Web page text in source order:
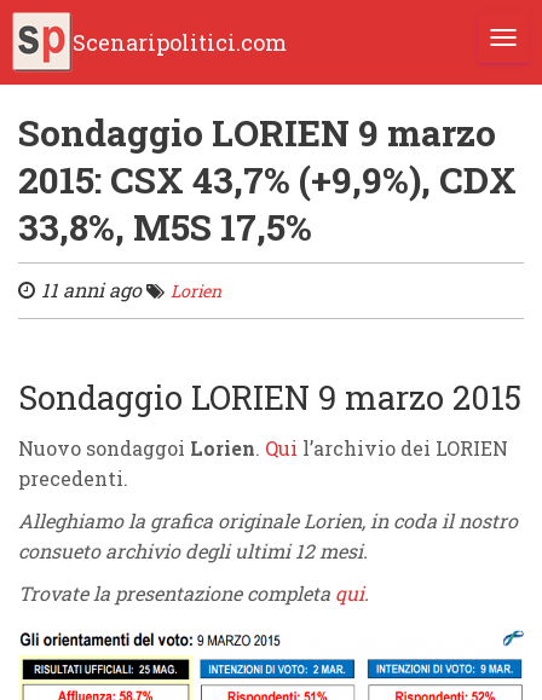
Scenaripolitici.com
Sondaggio LORIEN 9 marzo
2015: CSX 43,7% (+9,9%), CDX
33,8%, M5S 17,5%
11 anni ago Lorien
Sondaggio LORIEN 9 marzo 2015
Nuovo sondaggoi Lorien. Qui l’archivio dei LORIEN
precedenti.
Alleghiamo la grafica originale Lorien, in coda il nostro
consueto archivio degli ultimi 12 mesi.
Trovate la presentazione completa qui.